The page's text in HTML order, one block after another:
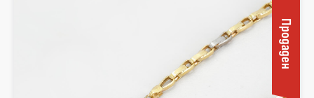
Продаден